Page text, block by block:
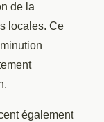
de la
locales. Ce
également